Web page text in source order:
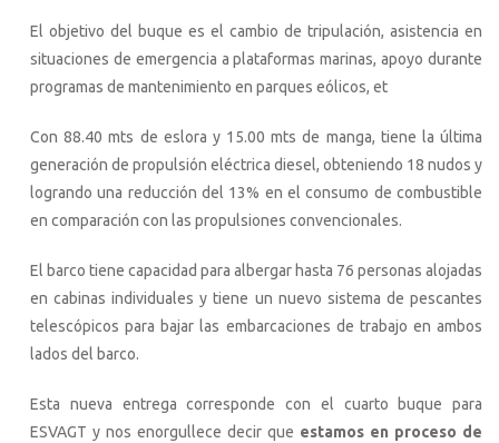
El objetivo del buque es el cambio de tripulación, asistencia en
situaciones de emergencia a plataformas marinas, apoyo durante
programas de mantenimiento en parques eólicos, et
Con 88.40 mts de eslora y 15.00 mts de manga, tiene la última
generación de propulsión eléctrica diesel, obteniendo 18 nudos y
logrando una reducción del 13% en el consumo de combustible
en comparación con las propulsiones convencionales.
El barco tiene capacidad para albergar hasta 76 personas alojadas
en cabinas individuales y tiene un nuevo sistema de pescantes
telescópicos para bajar las embarcaciones de trabajo en ambos
lados del barco.
Esta nueva entrega corresponde con el cuarto buque para
ESVAGT y nos enorgullece decir que estamos en proceso de